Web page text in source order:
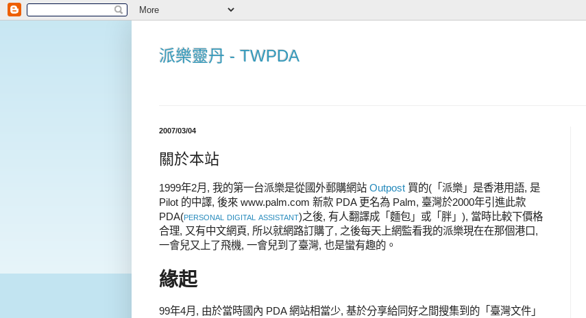
派樂靈丹 - TWPDA
2007/03/04
關於本站
1999年2月, 我的第一台派樂是從國外郵購網站 Outpost 買的(「派樂」是香港用語, 是
Pilot 的中譯, 後來 www.palm.com 新款 PDA 更名為 Palm, 臺灣於2000年引進此款
PDA(personal digital assistant)之後, 有人翻譯成「麵包」或「胖」), 當時比較下價格
合理, 又有中文網頁, 所以就網路訂購了, 之後每天上網監看我的派樂現在在那個港口,
一會兒又上了飛機, 一會兒到了臺灣, 也是蠻有趣的。
緣起
99年4月, 由於當時國內 PDA 網站相當少, 基於分享給同好之間搜集到的「臺灣文件」